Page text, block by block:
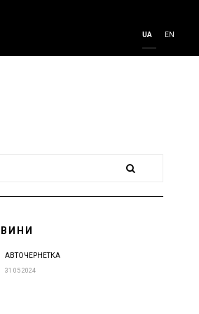
ВОЄННИЙ
UA EN
АВТОЧЕРНЕТКА
31 05 2024